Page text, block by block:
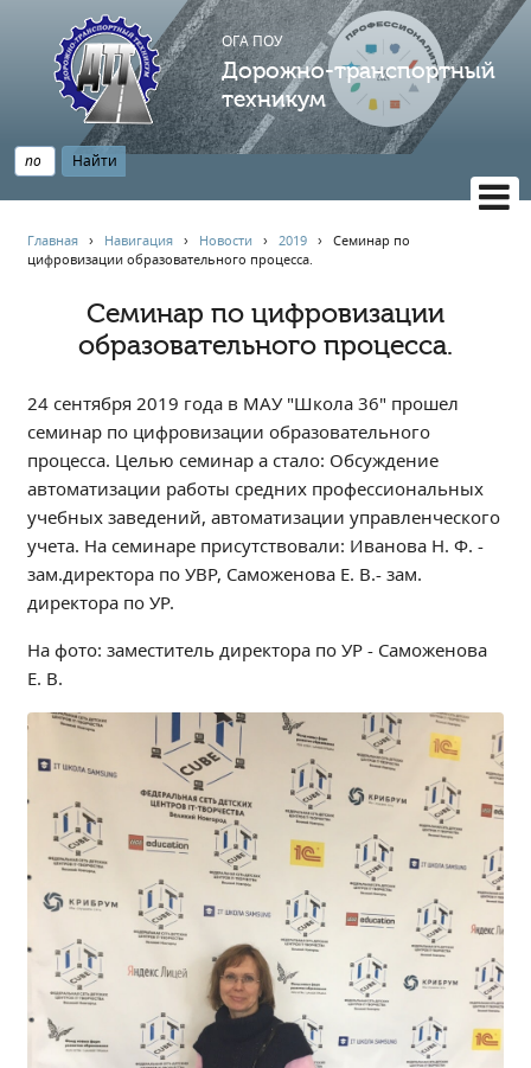
ОГА ПОУ
Дорожно-транспортный
техникум
НАВИГАЦИЯ
Главная
Профессионалитет
Опрос по качеству образования
Новости
Наблюдательный совет
Информация
Независимая оценка качества
Профориентация
Обращения онлайн
Контакты
Региональный центр по профилактике ДДТТ
Учебно-производственный комплекс
Центр карьеры
Противодействие коррупции
Всероссийское чемпионатное движение
Региональная инновационная площадка
СВЕДЕНИЯ ОБ ОБРАЗОВАТЕЛЬНОЙ ОРГАНИЗАЦИИ
Основные сведения
Структура и органы управления образовательной
организацией
Документы
Главная › Навигация › Новости ›2019 ›Семинар по
цифровизации образовательного процесса.
Семинар по цифровизации
образовательного процесса.
24 сентября 2019 года в МАУ "Школа 36" прошел
семинар по цифровизации образовательного
процесса. Целью семинар а стало: Обсуждение
автоматизации работы средних профессиональных
учебных заведений, автоматизации управленческого
учета. На семинаре присутствовали: Иванова Н. Ф. -
зам.директора по УВР, Саможенова Е. В.- зам.
директора по УР.
На фото: заместитель директора по УР - Саможенова
Е. В.